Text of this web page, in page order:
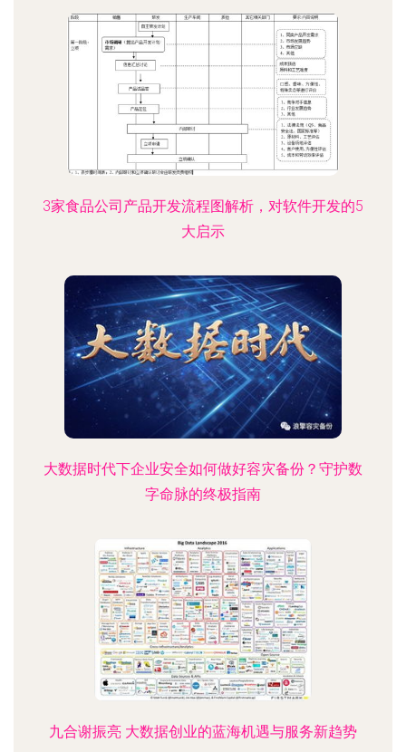
3家食品公司产品开发流程图解析，对软件开发的5
大启示
大数据时代下企业安全如何做好容灾备份？守护数
字命脉的终极指南
九合谢振亮 大数据创业的蓝海机遇与服务新趋势